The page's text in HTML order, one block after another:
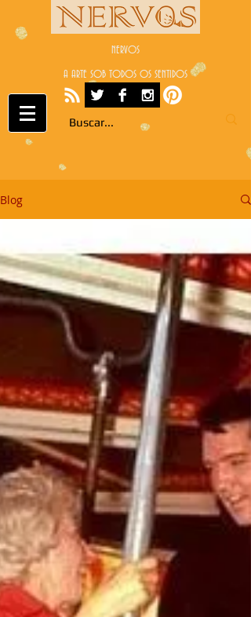
NERVOS
A ARTE SOB TODOS OS SENTIDOS
Blog